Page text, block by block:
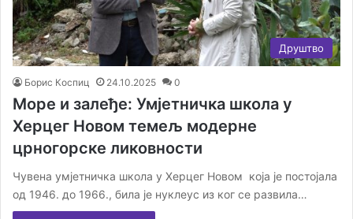
Друштво
Борис Коспиц 24.10.2025 0
Море и залеђе: Умјетничка школа у
Херцег Новом темељ модерне
црногорске ликовности
Чувена умјетничка школа у Херцег Новом која је постојала
од 1946. до 1966., била је нуклеус из ког се развила…